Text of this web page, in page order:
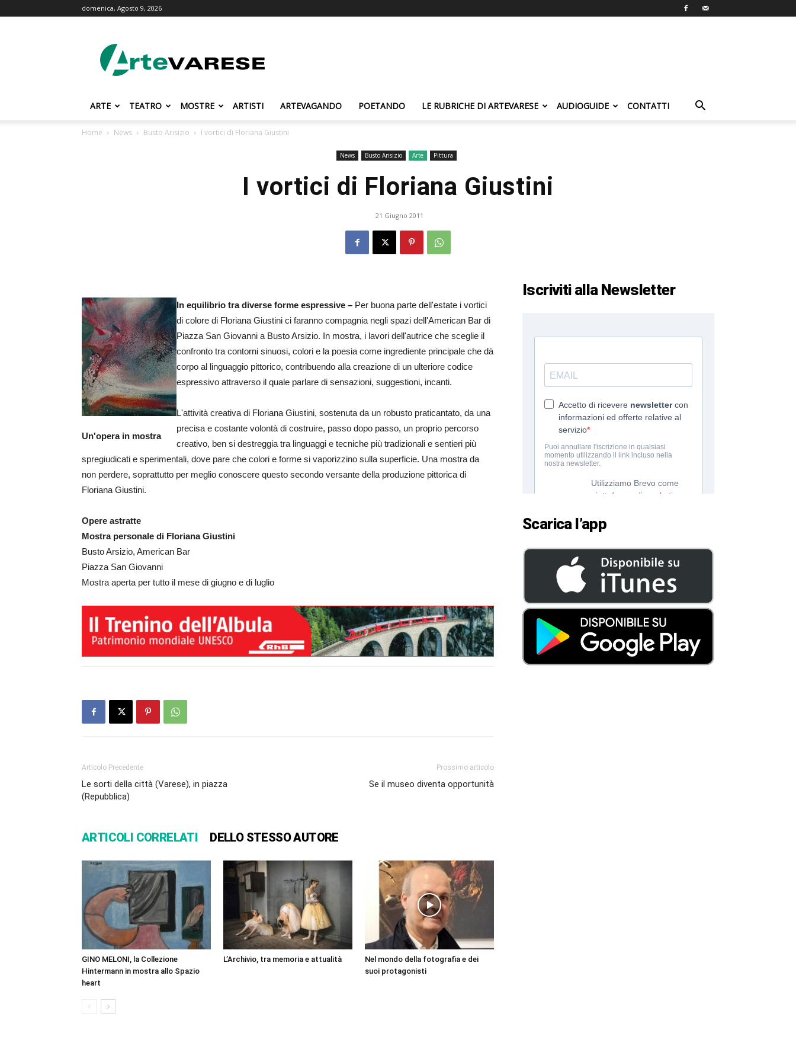
domenica, Agosto 9, 2026
ARTE TEATRO MOSTRE ARTISTI ARTEVAGANDO POETANDO LE RUBRICHE DI ARTEVARESE AUDIOGUIDE CONTATTI
Home News Busto Arisizio I vortici di Floriana Giustini
News Busto Arisizio Arte Pittura
I vortici di Floriana Giustini
21 Giugno 2011
Un'opera in mostra
In equilibrio tra diverse forme espressive – Per buona parte dell'estate i vortici
di colore di Floriana Giustini ci faranno compagnia negli spazi dell'American Bar di
Piazza San Giovanni a Busto Arsizio. In mostra, i lavori dell'autrice che sceglie il
confronto tra contorni sinuosi, colori e la poesia come ingrediente principale che dà
corpo al linguaggio pittorico, contribuendo alla creazione di un ulteriore codice
espressivo attraverso il quale parlare di sensazioni, suggestioni, incanti.
L'attività creativa di Floriana Giustini, sostenuta da un robusto praticantato, da una
precisa e costante volontà di costruire, passo dopo passo, un proprio percorso
creativo, ben si destreggia tra linguaggi e tecniche più tradizionali e sentieri più
spregiudicati e sperimentali, dove pare che colori e forme si vaporizzino sulla superficie. Una mostra da
non perdere, soprattutto per meglio conoscere questo secondo versante della produzione pittorica di
Floriana Giustini.
Opere astratte
Mostra personale di Floriana Giustini
Busto Arsizio, American Bar
Piazza San Giovanni
Mostra aperta per tutto il mese di giugno e di luglio
Articolo Precedente
Le sorti della città (Varese), in piazza
(Repubblica)
Prossimo articolo
Se il museo diventa opportunità
ARTICOLI CORRELATI DELLO STESSO AUTORE
GINO MELONI, la Collezione
Hintermann in mostra allo Spazio
heart
L’Archivio, tra memoria e attualità
Nel mondo della fotografia e dei
suoi protagonisti
Iscriviti alla Newsletter
Scarica l’app